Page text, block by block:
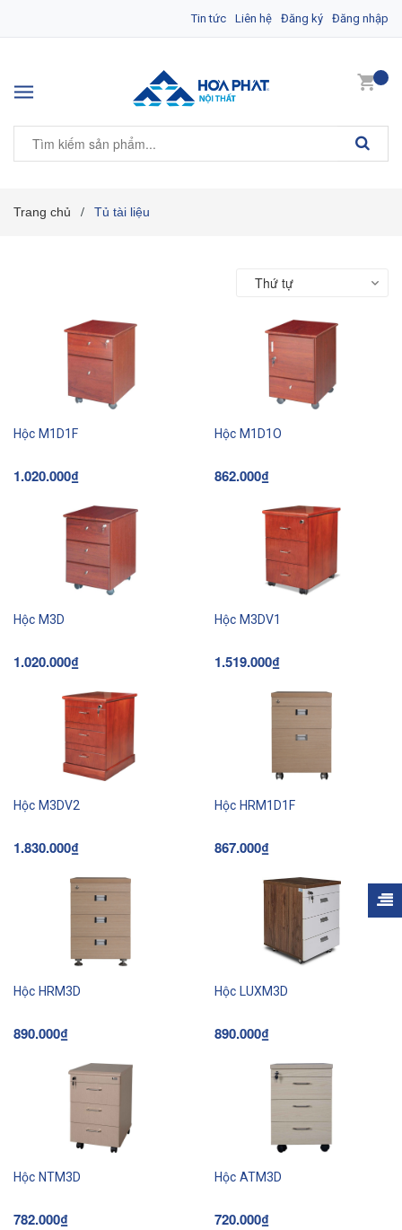
Tin tức Liên hệ Đăng ký Đăng nhập
Trang chủ / Tủ tài liệu
Thứ tự
Hộc M1D1F
1.020.000₫
Hộc M1D1O
862.000₫
Hộc M3D
1.020.000₫
Hộc M3DV1
1.519.000₫
Hộc M3DV2
1.830.000₫
Hộc HRM1D1F
867.000₫
Hộc HRM3D
890.000₫
Hộc LUXM3D
890.000₫
Hộc NTM3D
782.000₫
Hộc ATM3D
720.000₫